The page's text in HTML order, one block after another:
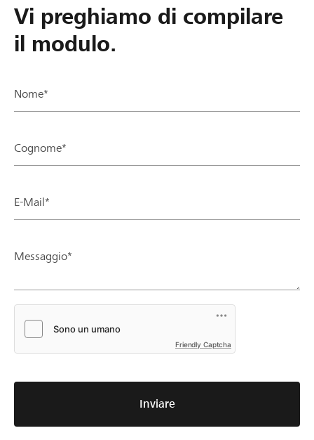
Vi preghiamo di compilare
il modulo.
Nome*
Cognome*
E-Mail*
Messaggio*
Friendly Captcha
Inviare